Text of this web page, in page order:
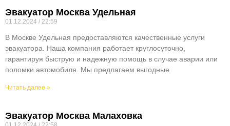
Эвакуатор Москва Удельная
01.12.2024 22:59
В Москве Удельная предоставляются качественные услуги
эвакуатора. Наша компания работает круглосуточно,
гарантируя быструю и надежную помощь в случае аварии или
поломки автомобиля. Мы предлагаем выгодные
Читать далее »
Эвакуатор Москва Малаховка